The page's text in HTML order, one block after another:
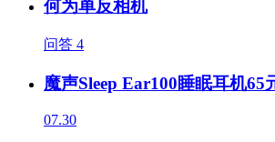
何为单反相机
问答 4
魔声Sleep Ear100睡眠耳机65
07.30